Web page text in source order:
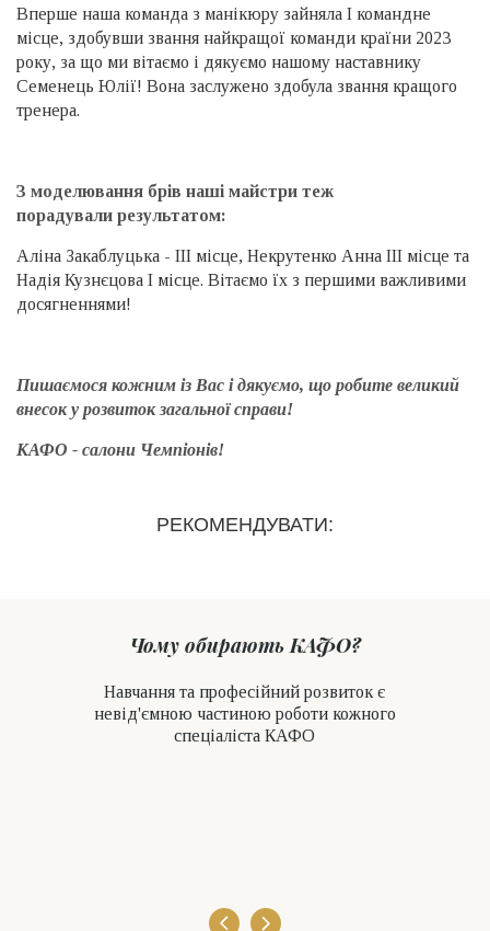
Вперше наша команда з манікюру зайняла I командне
місце, здобувши звання найкращої команди країни 2023
року, за що ми вітаємо і дякуємо нашому наставнику
Семенець Юлії! Вона заслужено здобула звання кращого
тренера.
З моделювання брів наші майстри теж
порадували результатом:
Аліна Закаблуцька - ІІІ місце, Некрутенко Анна ІІІ місце та
Надія Кузнєцова I місце. Вітаємо їх з першими важливими
досягненнями!
Пишаємося кожним із Вас і дякуємо, що робите великий
внесок у розвиток загальної справи!
КАФО - салони Чемпіонів!
РЕКОМЕНДУВАТИ:
Чому обирають КАФО?
Навчання та професійний розвиток є
невід'ємною частиною роботи кожного
спеціаліста КАФО